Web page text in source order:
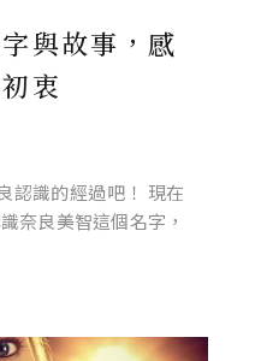
與故事，感
衷
認識的經過吧！ 現在
奈良美智這個名字，